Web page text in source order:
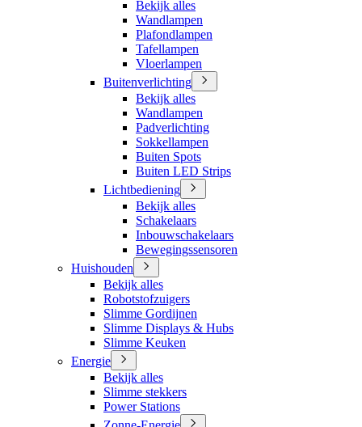
Bekijk alles
Wandlampen
Plafondlampen
Tafellampen
Vloerlampen
Buitenverlichting
Bekijk alles
Wandlampen
Padverlichting
Sokkellampen
Buiten Spots
Buiten LED Strips
Lichtbediening
Bekijk alles
Schakelaars
Inbouwschakelaars
Bewegingssensoren
Huishouden
Bekijk alles
Robotstofzuigers
Slimme Gordijnen
Slimme Displays & Hubs
Slimme Keuken
Energie
Bekijk alles
Slimme stekkers
Power Stations